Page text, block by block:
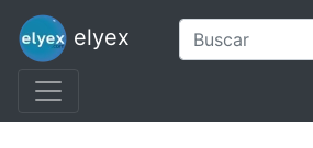
elyex